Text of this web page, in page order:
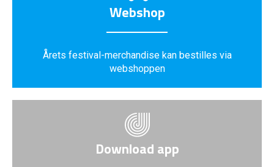
Webshop
Årets festival-merchandise kan bestilles via
webshoppen
Download app